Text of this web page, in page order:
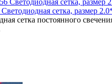
сетка, размер
сетка постоянного